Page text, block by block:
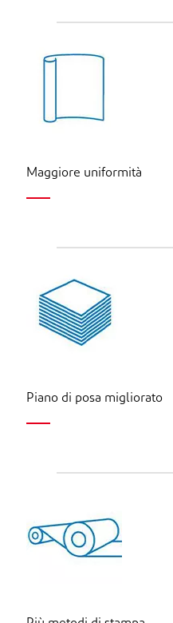
Maggiore uniformità
Piano di posa migliorato